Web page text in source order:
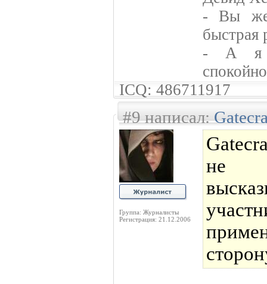
- Вы же
быстрая
- А я
ICQ: 486711917
#9 написал:
Группа: Журналисты
Регистрация: 21.12.2006
не